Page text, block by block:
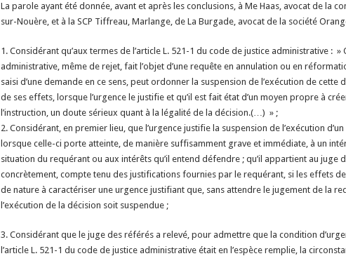
La parole ayant été donnée, avant et après les conclusions, à Me Haas, avocat de la
sur-Nouère, et à la SCP Tiffreau, Marlange, de La Burgade, avocat de la société
1. Considérant qu’aux termes de l’article L. 521-1 du code de justice administrative : »
administrative, même de rejet, fait l’objet d’une requête en annulation ou en
saisi d’une demande en ce sens, peut ordonner la suspension de l’exécution de cette
de ses effets, lorsque l’urgence le justifie et qu’il est fait état d’un moyen propre à
l’instruction, un doute sérieux quant à la légalité de la décision.(…) » ;
2. Considérant, en premier lieu, que l’urgence justifie la suspension de l’exécution
lorsque celle-ci porte atteinte, de manière suffisamment grave et immédiate, à un
situation du requérant ou aux intérêts qu’il entend défendre ; qu’il appartient au juge
concrètement, compte tenu des justifications fournies par le requérant, si les effets de
de nature à caractériser une urgence justifiant que, sans attendre le jugement de la
l’exécution de la décision soit suspendue ;
3. Considérant que le juge des référés a relevé, pour admettre que la condition
l’article L. 521-1 du code de justice administrative était en l’espèce remplie, la